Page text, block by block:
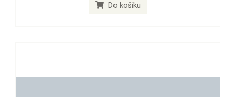
Do košíku